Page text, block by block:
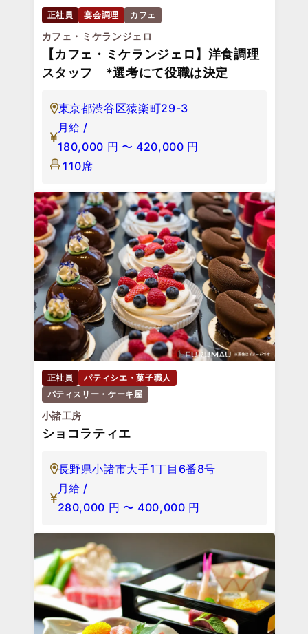
正社員 宴会調理 カフェ
カフェ・ミケランジェロ
【カフェ・ミケランジェロ】洋食調理
スタッフ *選考にて役職は決定
東京都渋谷区猿楽町29-3
月給 /
180,000 円 〜 420,000 円
110席
正社員
パティシエ・菓子職人
パティスリー・ケーキ屋
小諸工房
ショコラティエ
長野県小諸市大手1丁目6番8号
月給 /
280,000 円 〜 400,000 円